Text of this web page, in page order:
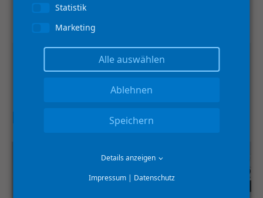
NEWS
Statistik
Marketing
Alle auswählen
Ablehnen
Speichern
Details anzeigen
Impressum| Datenschutz